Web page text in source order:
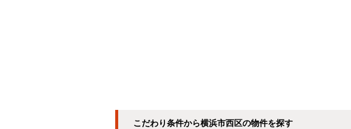
こだわり条件から横浜市西区の物件を探す